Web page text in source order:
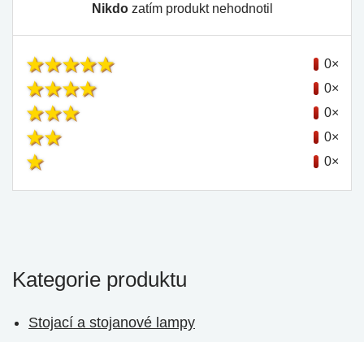
Nikdozatím produkt nehodnotil
0×
0×
0×
0×
0×
Kategorie produktu
Stojací a stojanové lampy